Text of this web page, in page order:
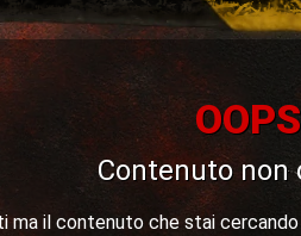
Contenuto non
ma il contenuto che stai